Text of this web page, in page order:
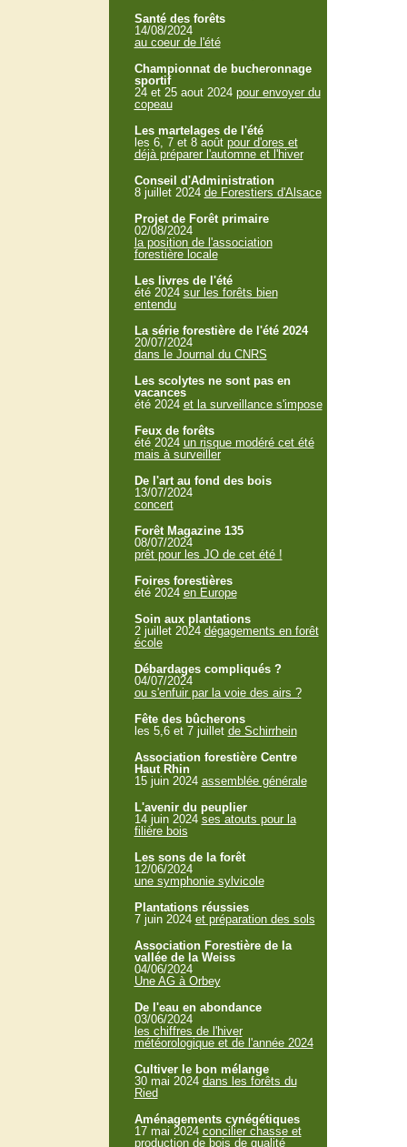
Santé des forêts
14/08/2024
au coeur de l'été
Championnat de bucheronnage
sportif
24 et 25 aout 2024 pour envoyer du
copeau
Les martelages de l'été
les 6, 7 et 8 août pour d'ores et
déjà préparer l'automne et l'hiver
Conseil d'Administration
8 juillet 2024 de Forestiers d'Alsace
Projet de Forêt primaire
02/08/2024
la position de l'association
forestière locale
Les livres de l'été
été 2024 sur les forêts bien
entendu
La série forestière de l'été 2024
20/07/2024
dans le Journal du CNRS
Les scolytes ne sont pas en
vacances
été 2024 et la surveillance s'impose
Feux de forêts
été 2024 un risque modéré cet été
mais à surveiller
De l'art au fond des bois
13/07/2024
concert
Forêt Magazine 135
08/07/2024
prêt pour les JO de cet été !
Foires forestières
été 2024 en Europe
Soin aux plantations
2 juillet 2024 dégagements en forêt
école
Débardages compliqués ?
04/07/2024
ou s'enfuir par la voie des airs ?
Fête des bûcherons
les 5,6 et 7 juillet de Schirrhein
Association forestière Centre
Haut Rhin
15 juin 2024 assemblée générale
L'avenir du peuplier
14 juin 2024 ses atouts pour la
filière bois
Les sons de la forêt
12/06/2024
une symphonie sylvicole
Plantations réussies
7 juin 2024 et préparation des sols
Association Forestière de la
vallée de la Weiss
04/06/2024
Une AG à Orbey
De l'eau en abondance
03/06/2024
les chiffres de l'hiver
météorologique et de l'année 2024
Cultiver le bon mélange
30 mai 2024 dans les forêts du
Ried
Aménagements cynégétiques
17 mai 2024 concilier chasse et
production de bois de qualité